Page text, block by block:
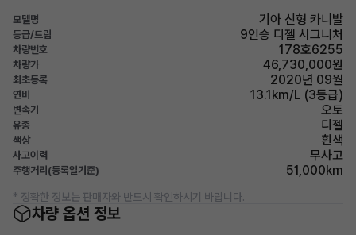
모델명 기아 신형 카니발
등급/트림 9인승 디젤 시그니처
차량번호 178호6255
차량가 46,730,000원
최초등록 2020년 09월
연비 13.1km/L (3등급)
변속기 오토
유종 디젤
색상 흰색
사고이력 무사고
주행거리(등록일기준) 51,000km
* 정확한 정보는 판매자와 반드시 확인하시기 바랍니다.
차량 옵션 정보